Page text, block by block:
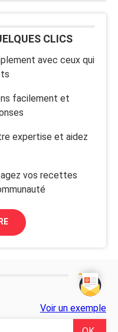
CLICS
avec ceux qui
facilement et
expertise et aidez
vos recettes
Voir un exemple